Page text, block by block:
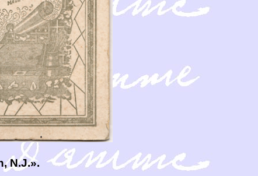
N.J.».